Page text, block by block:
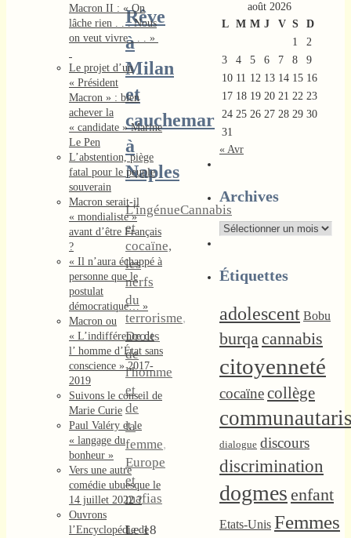
Rêve
à
Milan
et
cauchemar
à
Naples
L'ingénueCannabis
et
cocaïne,
les
nerfs
du
terrorisme,
Droits
de
l'homme
et
de
la
femme,
Europe
et
mafias
Le 18
Macron II : « On
lâche rien . . . Nous
on veut vivre . . . »
Le projet d’un
« Président
Macron » : bien
achever la
« candidate » Marine
Le Pen
L’abstention, piège
fatal pour le peuple
souverain
Macron serait-il
« mondialiste »
avant d’être Français
?
« Il n’aura échappé à
personne que le
postulat
démocratique… »
Macron ou
« L’indifférence de
l’ homme d’État sans
conscience » 2017-
2019
Suivons le conseil de
Marie Curie
Paul Valéry et le
« langage du
bonheur »
Vers une autre
comédie ubuesque le
14 juillet 2022 ?
Ouvrons
l’Encyclopédie de
août 2026
L M M J V S
D
1
2
3
4 5 6 7 8
9
10 11 12 13 14 15 16
17 18 19 20 21 22 23
24 25 26 27 28 29 30
31
« Avr
Archives
Archives
Étiquettes
adolescent Bobu
burqacannabis
citoyenneté
cocaïnecollège
dialogue discours
discrimination
dogmes enfant
Etats-Unis Femmes